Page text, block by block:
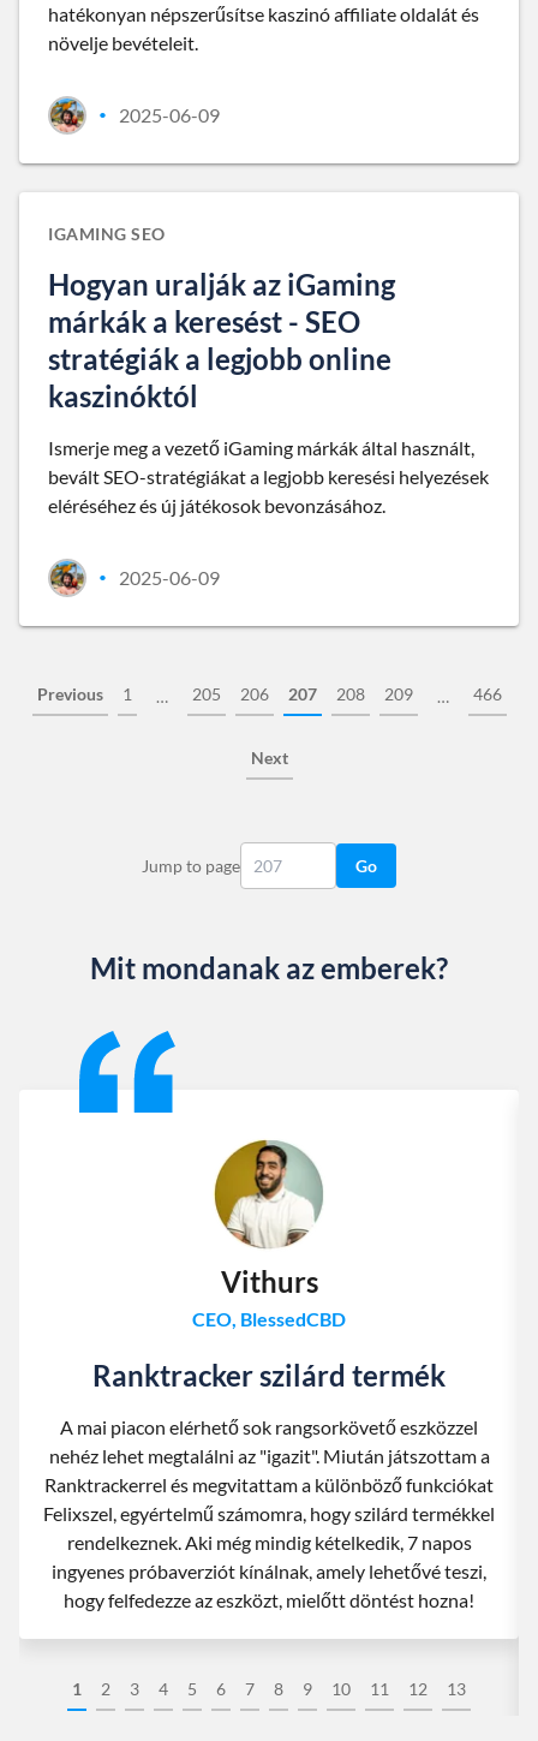
hatékonyan népszerűsítse kaszinó affiliate oldalát és
növelje bevételeit.
• 2025-06-09
IGAMING SEO
Hogyan uralják az iGaming
márkák a keresést - SEO
stratégiák a legjobb online
kaszinóktól
Ismerje meg a vezető iGaming márkák által használt,
bevált SEO-stratégiákat a legjobb keresési helyezések
eléréséhez és új játékosok bevonzásához.
• 2025-06-09
Previous 1 … 205 206 207 208 209 … 466
Next
Jump to page Go
Mit mondanak az emberek?
1 2 3 4 5 6 7 8 9 10 11 12 13
Vithurs
CEO, BlessedCBD
Ranktracker szilárd termék
A mai piacon elérhető sok rangsorkövető eszközzel
nehéz lehet megtalálni az "igazit". Miután játszottam a
Ranktrackerrel és megvitattam a különböző funkciókat
Felixszel, egyértelmű számomra, hogy szilárd termékkel
rendelkeznek. Aki még mindig kételkedik, 7 napos
ingyenes próbaverziót kínálnak, amely lehetővé teszi,
hogy felfedezze az eszközt, mielőtt döntést hozna!